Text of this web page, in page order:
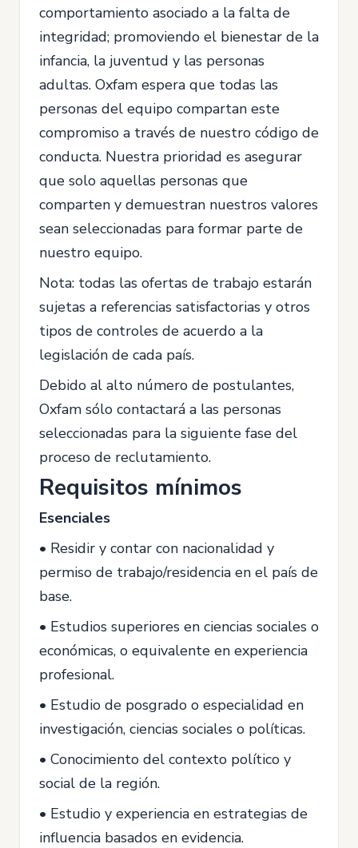
comportamiento asociado a la falta de
integridad; promoviendo el bienestar de la
infancia, la juventud y las personas
adultas. Oxfam espera que todas las
personas del equipo compartan este
compromiso a través de nuestro código de
conducta. Nuestra prioridad es asegurar
que solo aquellas personas que
comparten y demuestran nuestros valores
sean seleccionadas para formar parte de
nuestro equipo.
Nota: todas las ofertas de trabajo estarán
sujetas a referencias satisfactorias y otros
tipos de controles de acuerdo a la
legislación de cada país.
Debido al alto número de postulantes,
Oxfam sólo contactará a las personas
seleccionadas para la siguiente fase del
proceso de reclutamiento.
Requisitos mínimos
Esenciales
• Residir y contar con nacionalidad y
permiso de trabajo/residencia en el país de
base.
• Estudios superiores en ciencias sociales o
económicas, o equivalente en experiencia
profesional.
• Estudio de posgrado o especialidad en
investigación, ciencias sociales o políticas.
• Conocimiento del contexto político y
social de la región.
• Estudio y experiencia en estrategias de
influencia basados en evidencia.